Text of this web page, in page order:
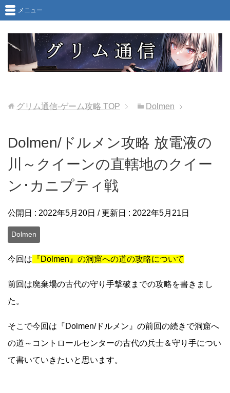
メニュー
グリム通信-ゲーム攻略 TOP Dolmen
Dolmen/ドルメン攻略 放電液の
川～クイーンの直轄地のクイー
ン･カニプティ戦
公開日 : 2022年5月20日 / 更新日 : 2022年5月21日
Dolmen
今回は 『Dolmen』の洞窟への道の攻略について
前回は廃棄場の古代の守り手撃破までの攻略を書きまし
た。
そこで今回は『Dolmen/ドルメン』の前回の続きで洞窟へ
の道～コントロールセンターの古代の兵士＆守り手につい
て書いていきたいと思います。